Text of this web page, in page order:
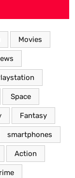
Movies
Space
Fantasy
smartphones
Action